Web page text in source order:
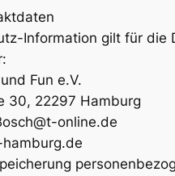
Information gilt für die
Fun e.V.
30, 22297 Hamburg
online.de